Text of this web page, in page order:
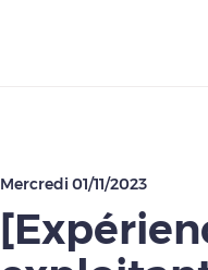
Mercredi 01/11/2023